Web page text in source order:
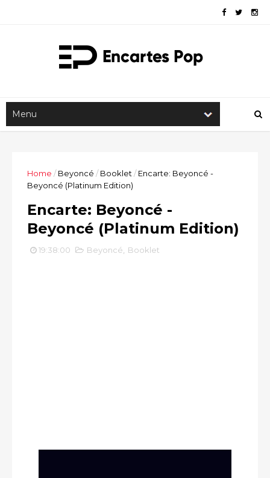
Home / Beyoncé / Booklet / Encarte: Beyoncé -
Beyoncé (Platinum Edition)
Encarte: Beyoncé -
Beyoncé (Platinum Edition)
19:38:00 Beyoncé Booklet